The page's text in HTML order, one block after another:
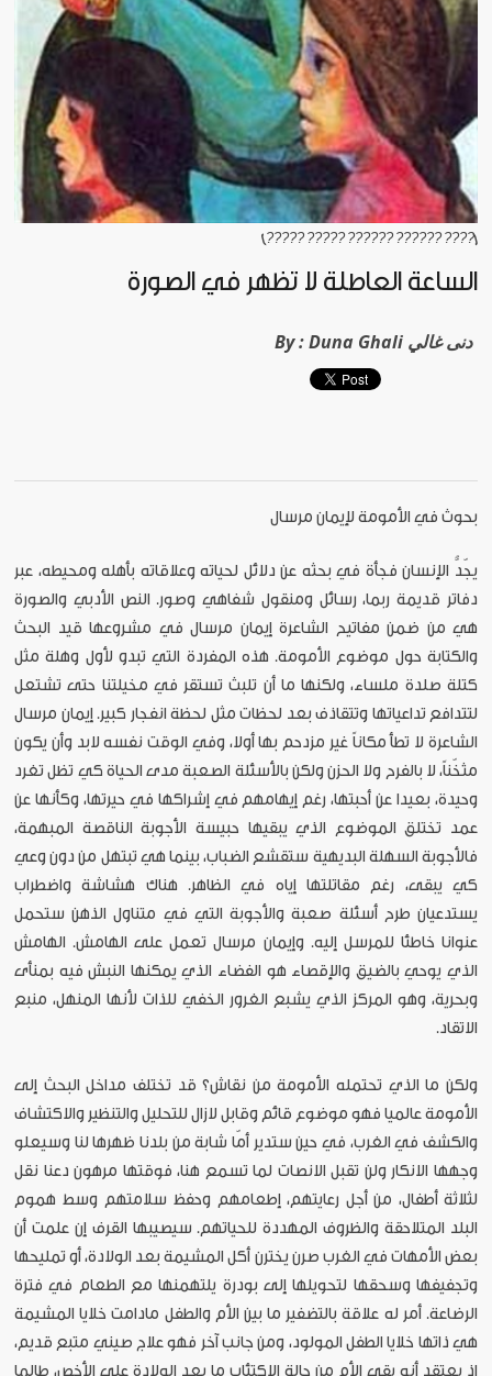
[???? ?????? ?????? ????? ?????]
الساعة العاطلة لا تظهر في الصورة
By : Duna Ghali دنى غالي
بحوث في الأمومة لإيمان مرسال
يجّدُّ الإنسان فجأة في بحثه عن دلائل لحياته وعلاقاته بأهله ومحيطه، عبر
دفاتر قديمة ربما، رسائل ومنقول شفاهي وصور. النص الأدبي والصورة
هي من ضمن مفاتيح الشاعرة إيمان مرسال في مشروعها قيد البحث
والكتابة حول موضوع الأمومة. هذه المفردة التي تبدو لأول وهلة مثل
كتلة صلدة ملساء، ولكنها ما أن تلبث تستقر في مخيلتنا حتى تشتعل
لتتدافع تداعياتها وتتقاذف بعد لحظات مثل لحظة انفجار كبير. إيمان مرسال
الشاعرة لا تطأ مكاناً غير مزدحم بها أولا، وفي الوقت نفسه لابد وأن يكون
مثخّناً، لا بالفرح ولا الحزن ولكن بالأسئلة الصعبة مدى الحياة كي تظل تغرد
وحيدة، بعيدا عن أحبتها، رغم إيهامهم في إشراكها في حيرتها، وكأنها عن
عمد تختلق الموضوع الذي يبقيها حبيسة الأجوبة الناقصة المبهمة،
فالأجوبة السهلة البديهية ستقشع الضباب، بينما هي تبتهل من دون وعي
كي يبقى، رغم مقاتلتها إياه في الظاهر. هناك هشاشة واضطراب
يستدعيان طرح أسئلة صعبة والأجوبة التي في متناول الذهن ستحمل
عنوانا خاطئا للمرسل إليه. وإيمان مرسال تعمل على الهامش. الهامش
الذي يوحي بالضيق والإقصاء هو الفضاء الذي يمكنها النبش فيه بمنأى
وبحرية، وهو المركز الذي يشبع الغرور الخفي للذات لأنها المنهل، منبع
الاتقاد.
ولكن ما الذي تحتمله الأمومة من نقاش؟ قد تختلف مداخل البحث إلى
الأمومة عالميا فهو موضوع قائم وقابل لازال للتحليل والتنظير والاكتشاف
والكشف في الغرب، في حين ستدير أمّا شابة من بلدنا ظهرها لنا وسيعلو
وجهها الانكار ولن تقبل الانصات لما تسمع هنا، فوقتها مرهون دعنا نقل
لثلاثة أطفال، من أجل رعايتهم، إطعامهم وحفظ سلامتهم وسط هموم
البلد المتلاحقة والظروف المهددة للحياتهم. سيصيبها القرف إن علمت أن
بعض الأمهات في الغرب صرن يخترن أكل المشيمة بعد الولادة، أو تمليحها
وتجفيفها وسحقها لتحويلها إلى بودرة يلتهمنها مع الطعام في فترة
الرضاعة. أمر له علاقة بالتضفير ما بين الأم والطفل مادامت خلايا المشيمة
هي ذاتها خلايا الطفل المولود، ومن جانب آخر فهو علاج صيني متبع قديم،
إذ يعتقد أنه يقي الأم من حالة الاكتئاب ما بعد الولادة على الأخص، طالما